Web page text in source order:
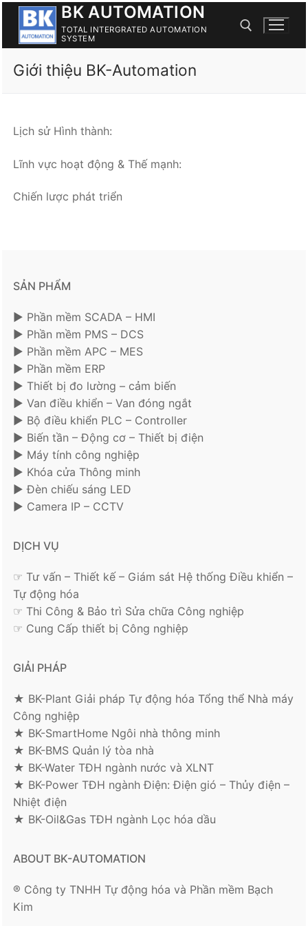
Skip
content
BK AUTOMATION
TOTAL INTERGRATED AUTOMATION
SYSTEM
Giới thiệu BK-Automation
Lịch sử Hình thành:
Lĩnh vực hoạt động & Thế mạnh:
Chiến lược phát triển
SẢN PHẨM
► Phần mềm SCADA – HMI
► Phần mềm PMS – DCS
► Phần mềm APC – MES
► Phần mềm ERP
► Thiết bị đo lường – cảm biến
► Van điều khiển – Van đóng ngắt
► Bộ điều khiển PLC – Controller
► Biến tần – Động cơ – Thiết bị điện
► Máy tính công nghiệp
► Khóa cửa Thông minh
► Đèn chiếu sáng LED
► Camera IP – CCTV
DỊCH VỤ
☞ Tư vấn – Thiết kế – Giám sát Hệ thống Điều khiển –
Tự động hóa
☞ Thi Công & Bảo trì Sửa chữa Công nghiệp
☞ Cung Cấp thiết bị Công nghiệp
GIẢI PHÁP
★ BK-Plant Giải pháp Tự động hóa Tổng thể Nhà máy
Công nghiệp
★ BK-SmartHome Ngôi nhà thông minh
★ BK-BMS Quản lý tòa nhà
★ BK-Water TĐH ngành nước và XLNT
★ BK-Power TĐH ngành Điện: Điện gió – Thủy điện –
Nhiệt điện
★ BK-Oil&Gas TĐH ngành Lọc hóa dầu
ABOUT BK-AUTOMATION
® Công ty TNHH Tự động hóa và Phần mềm Bạch
Kim